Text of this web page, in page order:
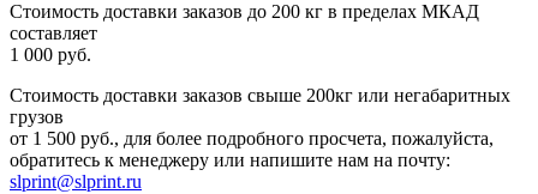
Стоимость доставки заказов до 200 кг в пределах МКАД
составляет
1 000 руб.
Стоимость доставки заказов свыше 200кг или негабаритных
грузов
от 1 500 руб., для более подробного просчета, пожалуйста,
обратитесь к менеджеру или напишите нам на почту:
slprint@slprint.ru